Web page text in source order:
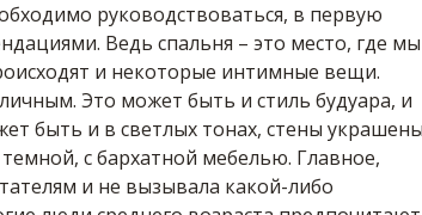
руководствоваться, в первую
Ведь спальня – это место, где мы
и некоторые интимные вещи.
Это может быть и стиль будуара, и
быть и в светлых тонах, стены украшены
с бархатной мебелью. Главное,
и не вызывала какой-либо